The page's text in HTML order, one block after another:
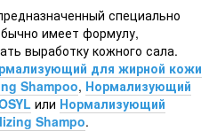
специально
имеет формулу,
выработку кожного сала.
для жирной кожи
Shampoo, Нормализующий
или Нормализующий
Shampo.